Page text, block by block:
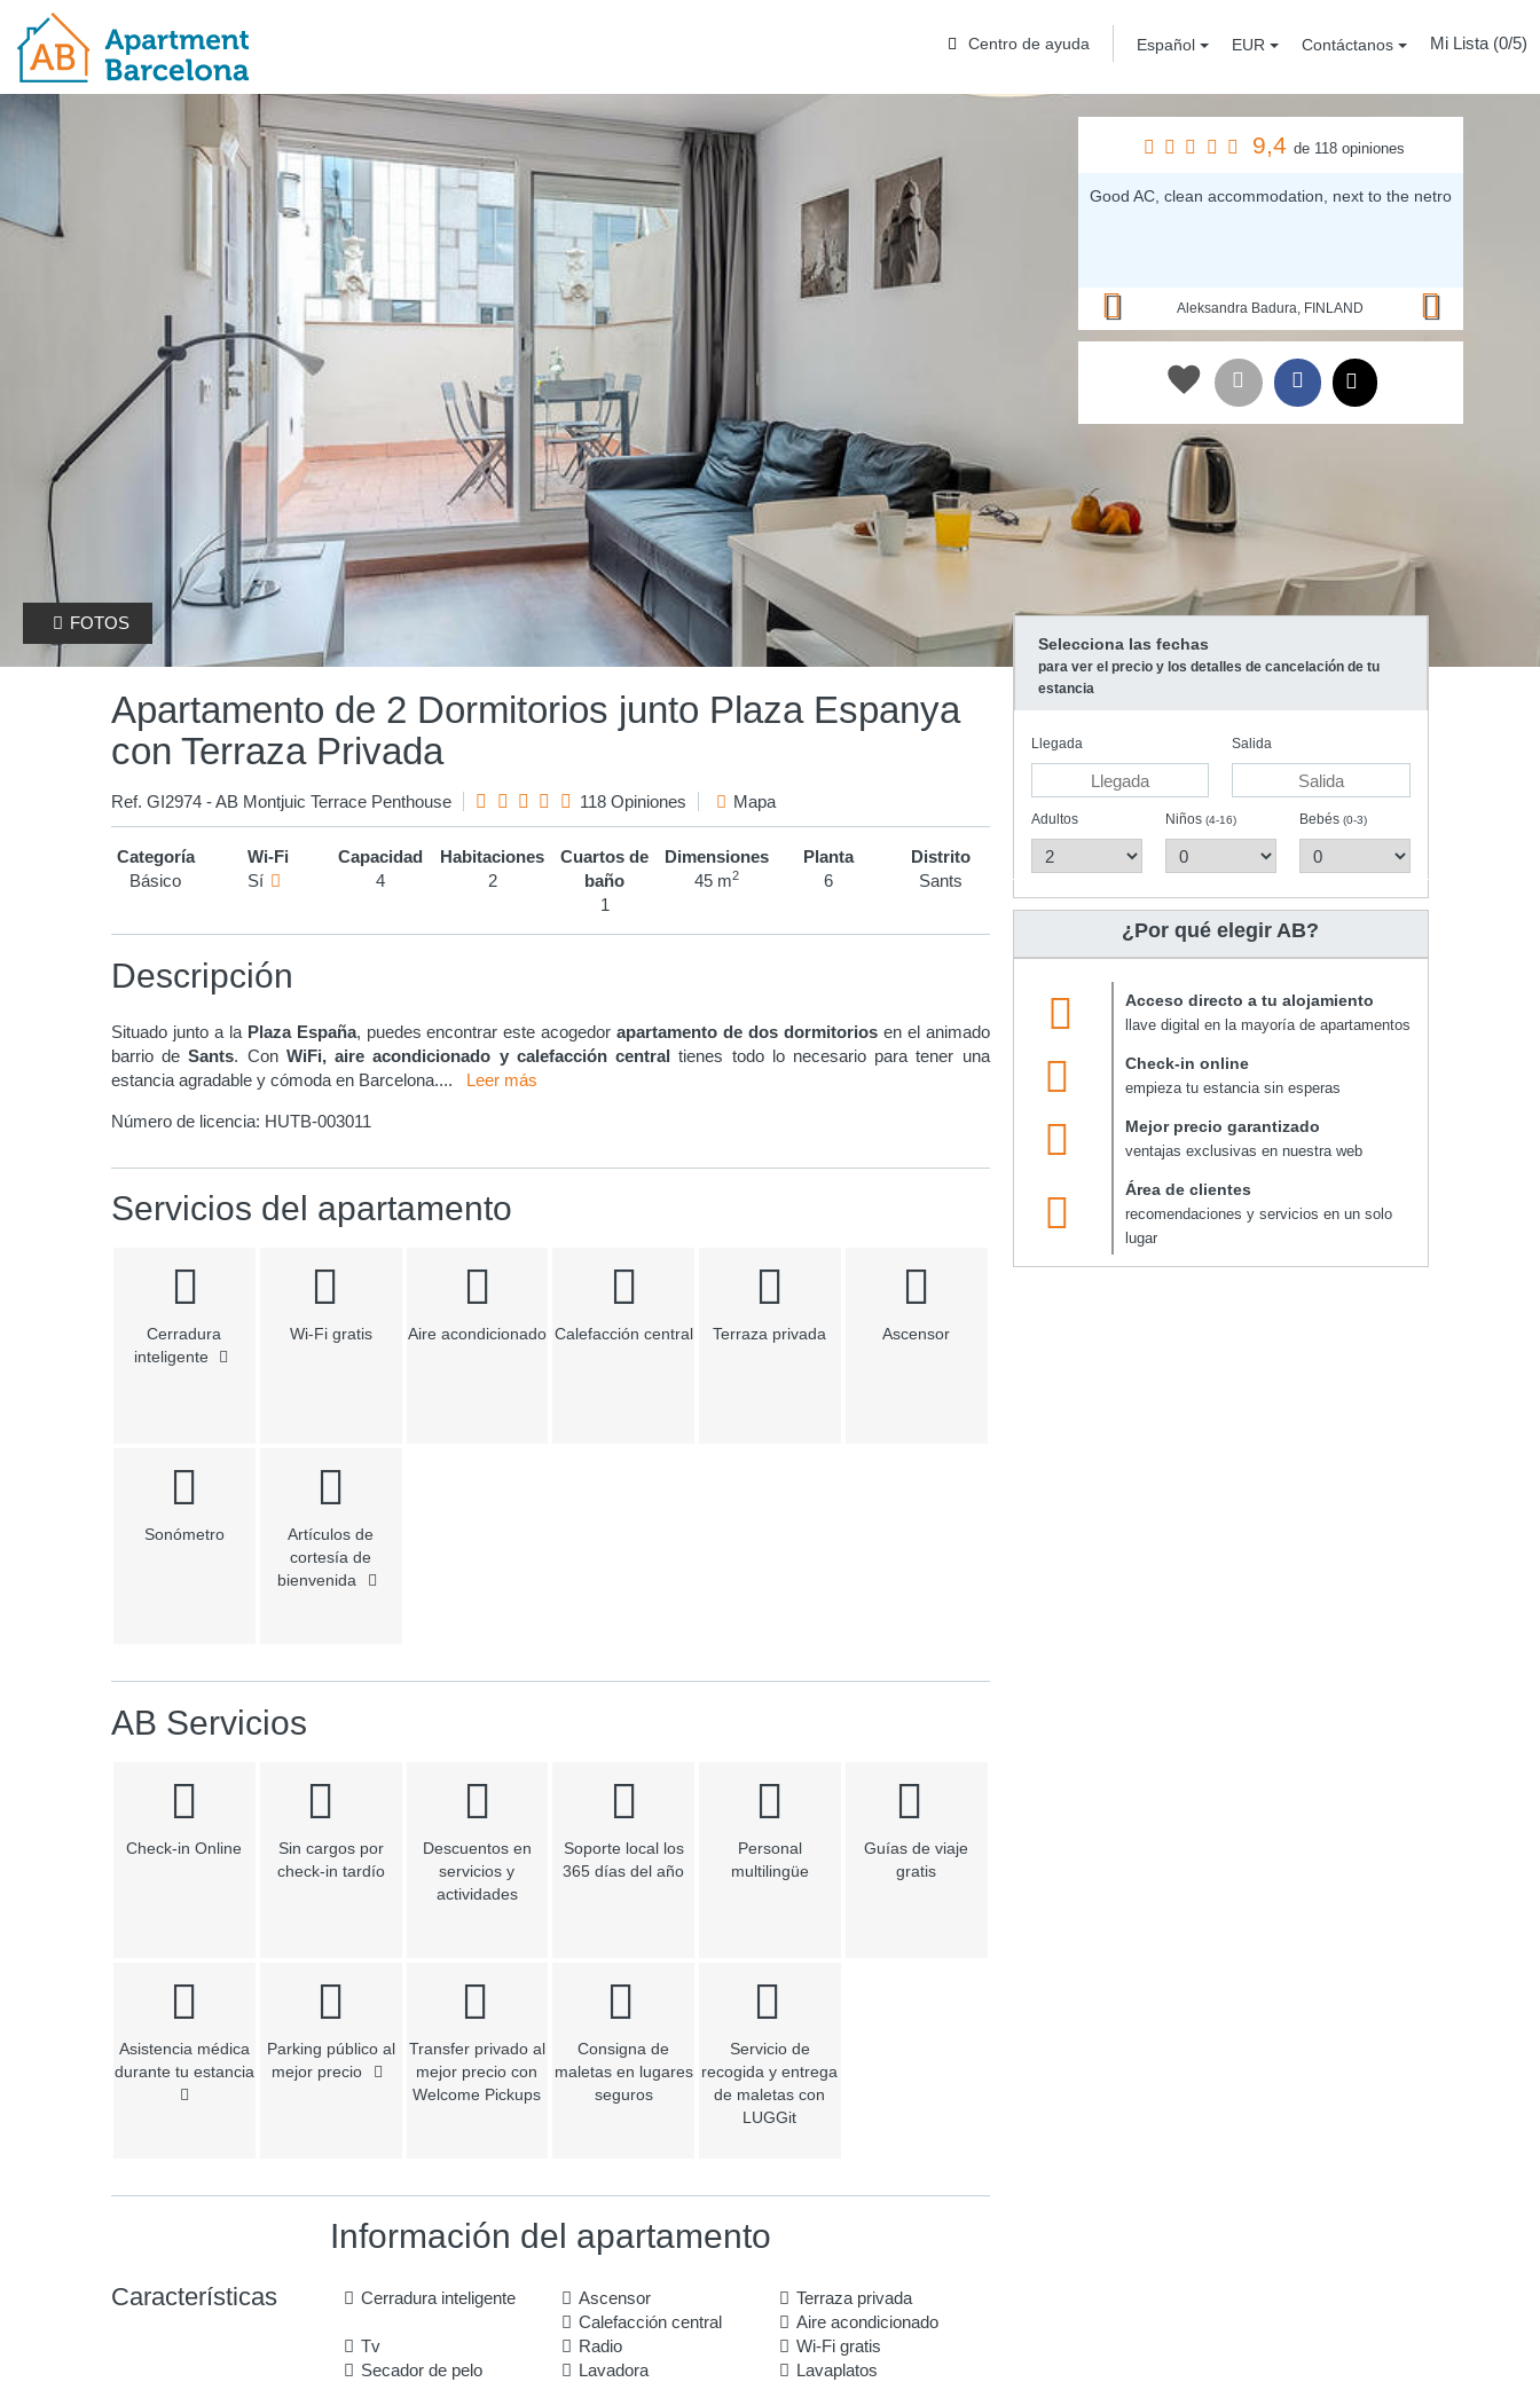
Centro de ayuda Español EUR Contáctanos Mi Lista (0/5)
FOTOS
9,4de 118 opiniones
Good AC, clean accommodation, next to the netro
Aleksandra Badura, FINLAND
Previous Next
Selecciona las fechas
para ver el precio y los detalles de cancelación de tu
estancia
Llegada Salida
Adultos Niños(4-16) Bebés(0-3)
¿Por qué elegir AB?
Acceso directo a tu alojamiento
llave digital en la mayoría de apartamentos
Check-in online
empieza tu estancia sin esperas
Mejor precio garantizado
ventajas exclusivas en nuestra web
Área de clientes
recomendaciones y servicios en un solo
lugar
Apartamento de 2 Dormitorios junto Plaza Espanya
con Terraza Privada
Ref. GI2974 - AB Montjuic Terrace Penthouse 118 Opiniones Mapa
Categoría
Básico
Wi-Fi
Sí
Capacidad
4
Habitaciones
2
Cuartos de
baño
1
Dimensiones
45 m2
Planta
6
Distrito
Sants
Descripción
Situado junto a la Plaza España, puedes encontrar este acogedorapartamento de dos dormitoriosen el animado
barrio deSants. Con WiFi, aire acondicionado y calefacción central tienes todo lo necesario para tener una
estancia agradable y cómoda en Barcelona.... Leer más
Número de licencia: HUTB-003011
Servicios del apartamento
Cerradura
inteligente
Wi-Fi gratis Aire acondicionado Calefacción central Terraza privada Ascensor
Sonómetro
Artículos de
cortesía de
bienvenida
AB Servicios
Check-in Online
Sin cargos por
check-in tardío
Descuentos en
servicios y
actividades
Soporte local los
365 días del año
Personal
multilingüe
Guías de viaje
gratis
Asistencia médica
durante tu estancia
Parking público al
mejor precio
Transfer privado al
mejor precio con
Welcome Pickups
Consigna de
maletas en lugares
seguros
Servicio de
recogida y entrega
de maletas con
LUGGit
Información del apartamento
Características Cerradura inteligente Ascensor
Terraza privada
Calefacción central
Aire acondicionado
Tv
Radio
Wi-Fi gratis
Secador de pelo
Lavadora
Lavaplatos